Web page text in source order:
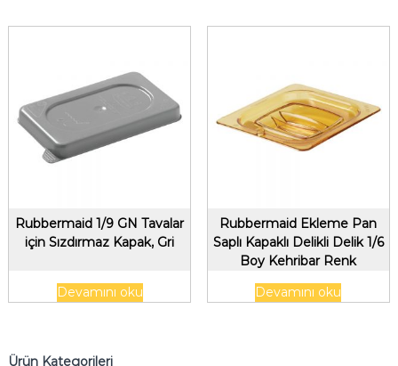
Rubbermaid 1/9 GN Tavalar
için Sızdırmaz Kapak, Gri
Devamını oku
Rubbermaid Ekleme Pan
Saplı Kapaklı Delikli Delik 1/6
Boy Kehribar Renk
Devamını oku
Ürün Kategorileri